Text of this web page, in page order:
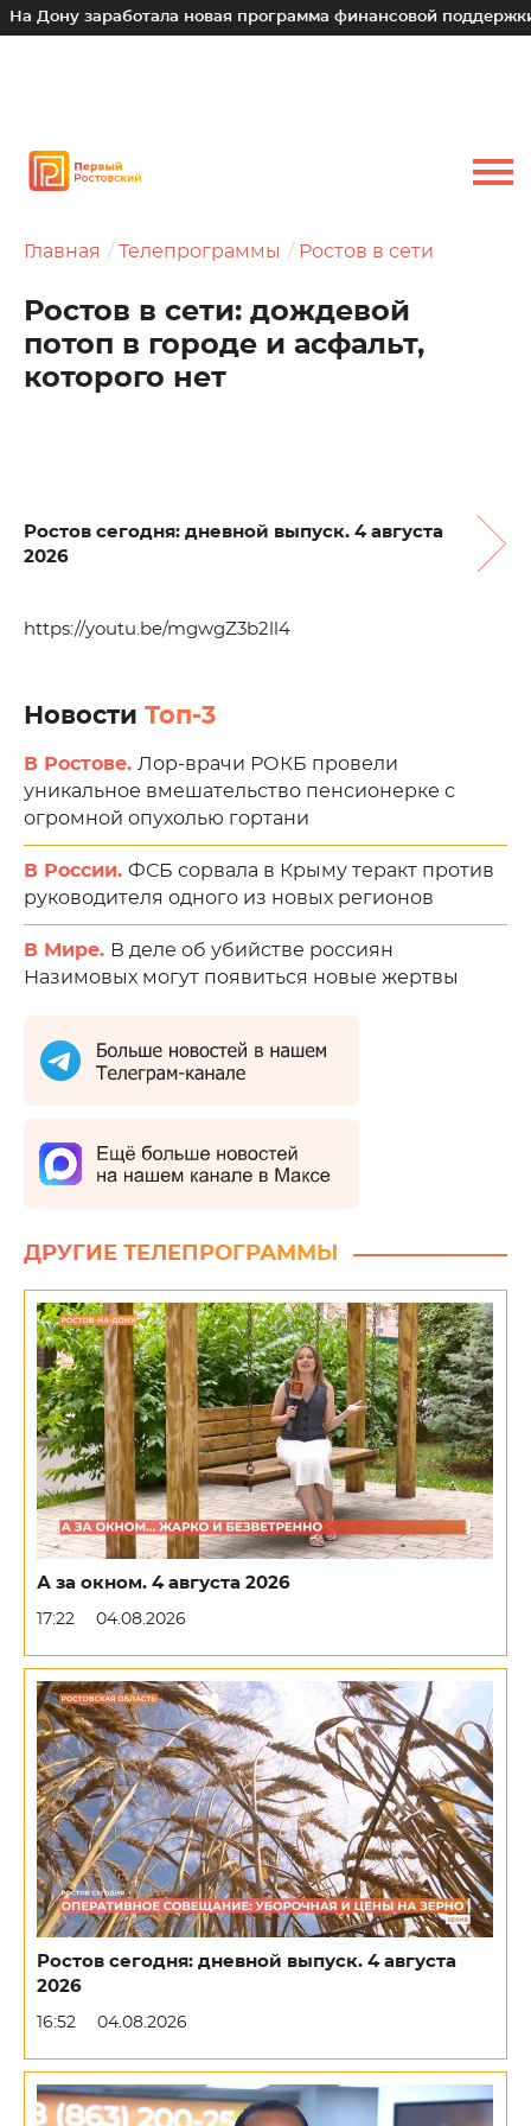
заработала новая программа финансовой поддержки для
Главная Телепрограммы Ростов в сети
Ростов в сети: дождевой
потоп в городе и асфальт,
которого нет
Ростов сегодня: дневной выпуск. 4 августа
2026
https://youtu.be/mgwgZ3b2ll4
Новости Топ-3
В Ростове. Лор-врачи РОКБ провели
уникальное вмешательство пенсионерке с
огромной опухолью гортани
В России. ФСБ сорвала в Крыму теракт против
руководителя одного из новых регионов
В Мире. В деле об убийстве россиян
Назимовых могут появиться новые жертвы
ДРУГИЕ ТЕЛЕПРОГРАММЫ
А за окном. 4 августа 2026
17:22 04.08.2026
Ростов сегодня: дневной выпуск. 4 августа
2026
16:52 04.08.2026